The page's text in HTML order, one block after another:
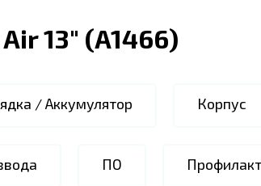
13" (A1466)
/ Аккумулятор Корпус
ПО